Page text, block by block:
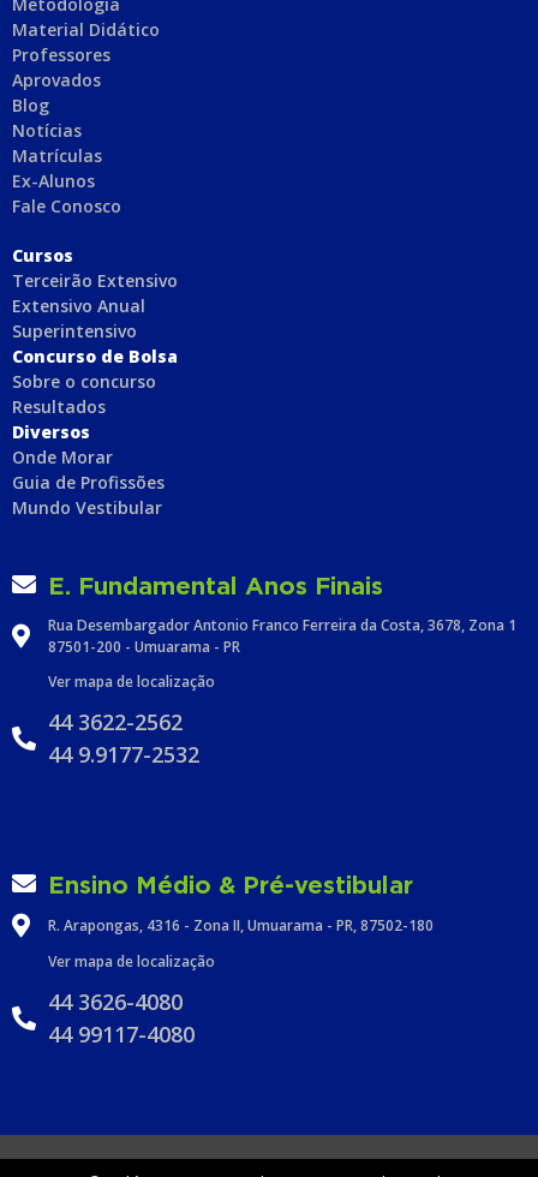
Material Didático
Professores
Aprovados
Blog
Notícias
Matrículas
Ex-Alunos
Fale Conosco
Cursos
Terceirão Extensivo
Extensivo Anual
Superintensivo
Concurso de Bolsa
Sobre o concurso
Resultados
Diversos
Onde Morar
Guia de Profissões
Mundo Vestibular
E. Fundamental Anos Finais
Rua Desembargador Antonio Franco Ferreira da Costa, 3678, Zona 1
87501-200 - Umuarama - PR
Ver mapa de localização
44 3622-2562
44 9.9177-2532
Ensino Médio & Pré-vestibular
R. Arapongas, 4316 - Zona II, Umuarama - PR, 87502-180
Ver mapa de localização
44 3626-4080
44 99117-4080